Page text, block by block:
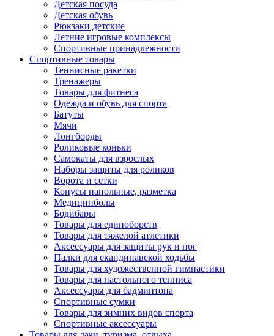
Детская посуда
Детская обувь
Рюкзаки детские
Летние игровые комплексы
Спортивные принадлежности
Спортивные товары
Теннисные ракетки
Тренажеры
Товары для фитнеса
Одежда и обувь для спорта
Батуты
Мячи
Лонгборды
Роликовые коньки
Самокаты для взрослых
Наборы защиты для роликов
Ворота и сетки
Конусы напольные, разметка
Медицинболы
Бодибары
Товары для единоборств
Товары для тяжелой атлетики
Аксессуары для защиты рук и ног
Палки для скандинавской ходьбы
Товары для художественной гимнастики
Товары для настольного тенниса
Аксессуары для бадминтона
Спортивные сумки
Товары для зимних видов спорта
Спортивные аксессуары